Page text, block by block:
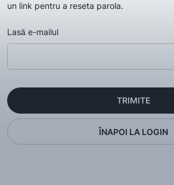
un link pentru a reseta parola.
Lasă e-mailul
TRIMITE
ÎNAPOI LA LOGIN